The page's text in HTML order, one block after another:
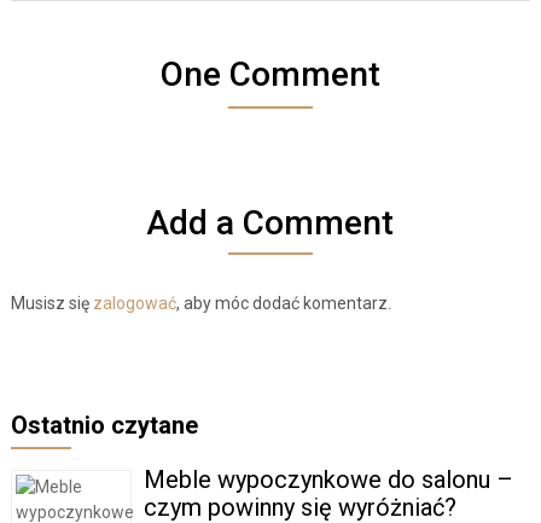
One Comment
Add a Comment
Musisz się zalogować, aby móc dodać komentarz.
Ostatnio czytane
Meble wypoczynkowe do salonu –
czym powinny się wyróżniać?